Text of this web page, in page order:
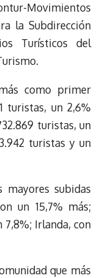
Movimientos
la Subdirección
Turísticos del
como primer
turistas, un 2,6%
turistas, un
turistas y un
mayores subidas
un 15,7% más;
7,8%; Irlanda, con
que más